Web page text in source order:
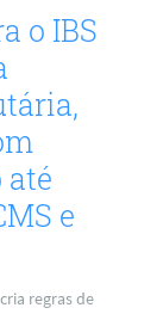
o IBS
e
regras de